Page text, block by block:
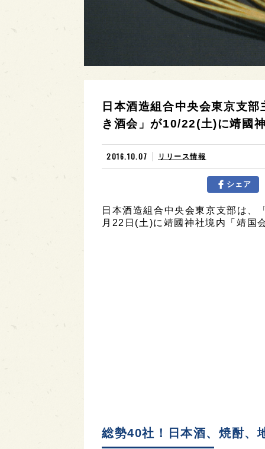
日本酒造組合中央会東京支
き酒会」が10/22(土)に靖國
2016.10.07 リリース情報
シェア
日本酒造組合中央会東京支部は、
月22日(土)に靖國神社境内「靖国
総勢40社！日本酒、焼酎、